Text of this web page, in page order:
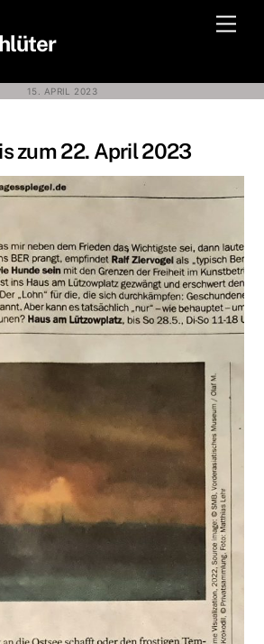
15. APRIL 2023
zum 22. April 2023